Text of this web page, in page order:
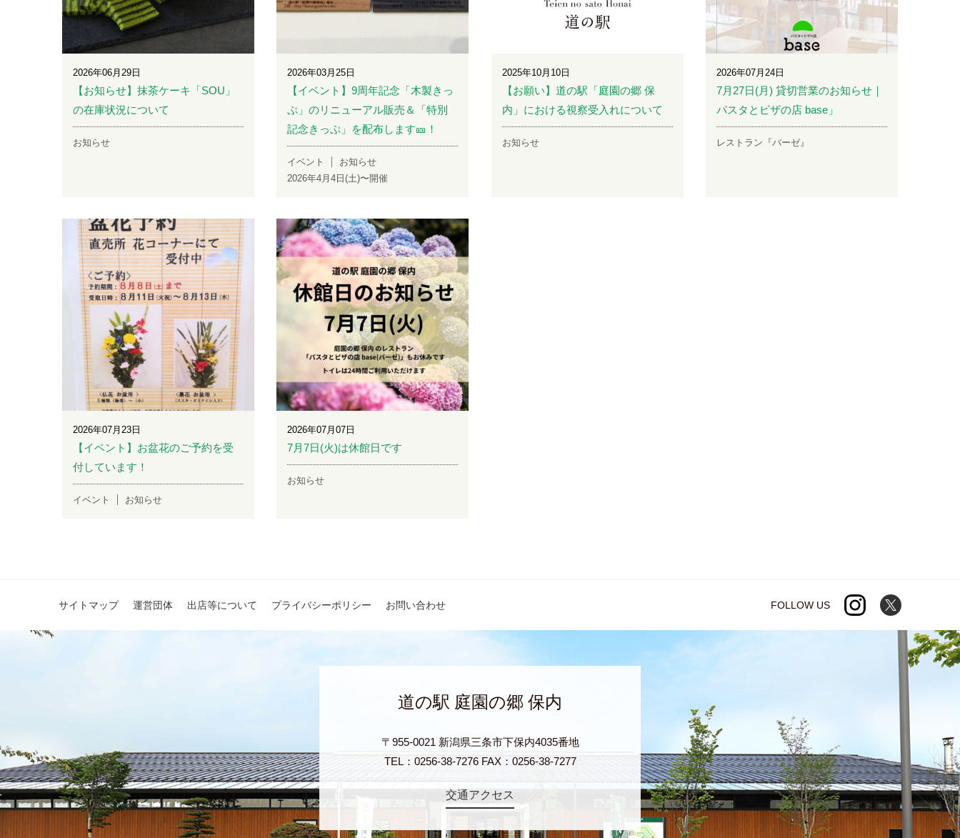
2026年06月29日
【お知らせ】抹茶ケーキ「SOU」
の在庫状況について
お知らせ
2026年03月25日
【イベント】9周年記念「木製きっ
ぷ」のリニューアル販売＆「特別
記念きっぷ」を配布します🎫！
イベント
お知らせ
2026年4月4日(土)〜開催
2025年10月10日
【お願い】道の駅「庭園の郷 保
内」における視察受入れについて
お知らせ
2026年07月24日
7月27日(月) 貸切営業のお知らせ｜
パスタとピザの店 base」
レストラン『バーゼ』
2026年07月23日
【イベント】お盆花のご予約を受
付しています！
イベント お知らせ
2026年07月07日
7月7日(火)は休館日です
お知らせ
サイトマップ 運営団体 出店等について プライバシーポリシー お問い合わせ FOLLOW US
道の駅 庭園の郷 保内
〒955-0021 新潟県三条市下保内4035番地
TEL：0256-38-7276 FAX：0256-38-7277
交通アクセス